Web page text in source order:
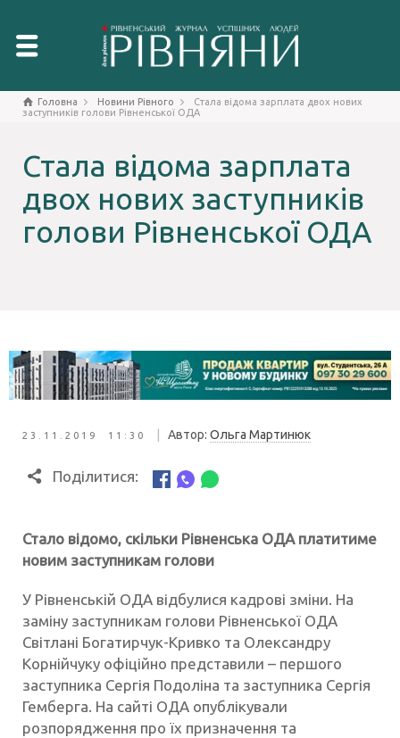
Головна Новини Рівного
Стала відома зарплата двох нових
заступників голови Рівненської ОДА
Стала відома зарплата
двох нових заступників
голови Рівненської ОДА
23.11.2019 11:30 Автор: Ольга Мартинюк
Поділитися:
Стало відомо, скільки Рівненська ОДА платитиме
новим заступникам голови
У Рівненській ОДА відбулися кадрові зміни. На
заміну заступникам голови Рівненської ОДА
Світлані Богатирчук-Кривко та Олександру
Корнійчуку офіційно представили – першого
заступника Сергія Подоліна та заступника Сергія
Гемберга. На сайті ОДА опублікували
розпорядження про їх призначення та